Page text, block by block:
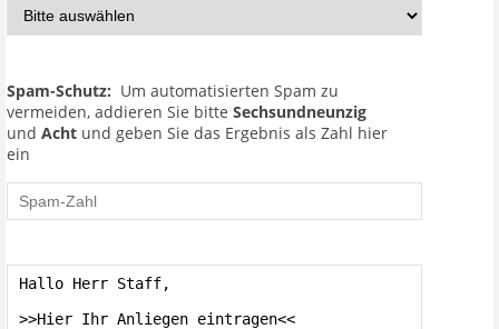
Spam-Schutz: Um automatisierten Spam zu
vermeiden, addieren Sie bitte Sechsundneunzig
und Acht und geben Sie das Ergebnis als Zahl hier
ein